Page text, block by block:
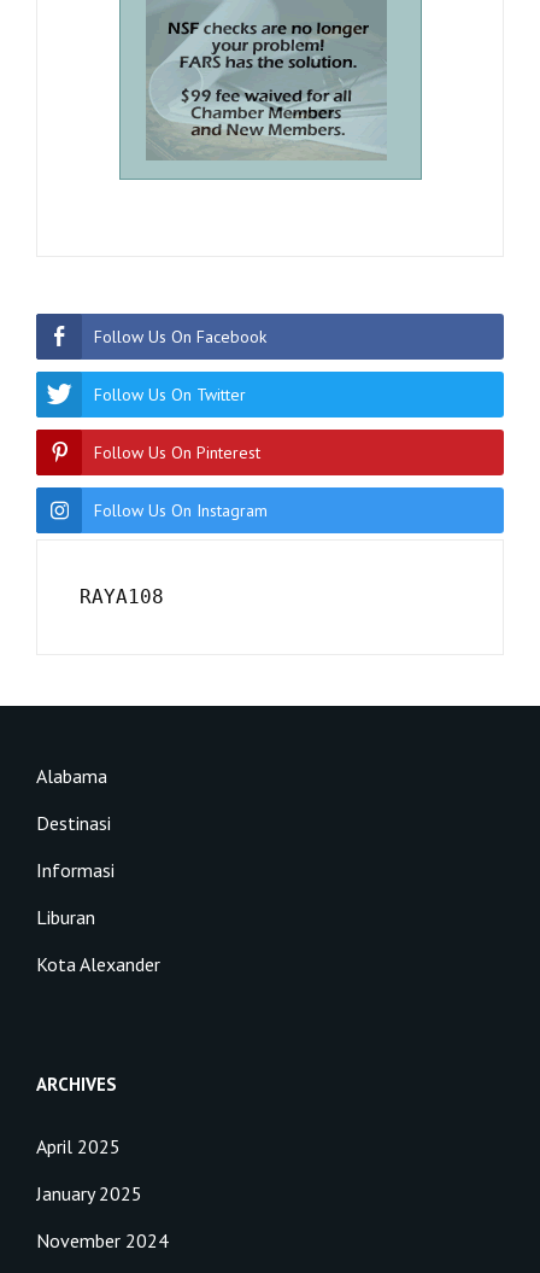
Follow Us On Facebook
Follow Us On Twitter
Follow Us On Pinterest
Follow Us On Instagram
RAYA108
Alabama
Destinasi
Informasi
Liburan
Kota Alexander
ARCHIVES
April 2025
January 2025
November 2024